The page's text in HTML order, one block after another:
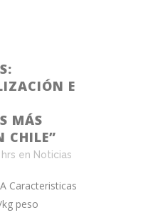
E
MÁS
CHILE”
en Noticias
Caracteristicas
peso